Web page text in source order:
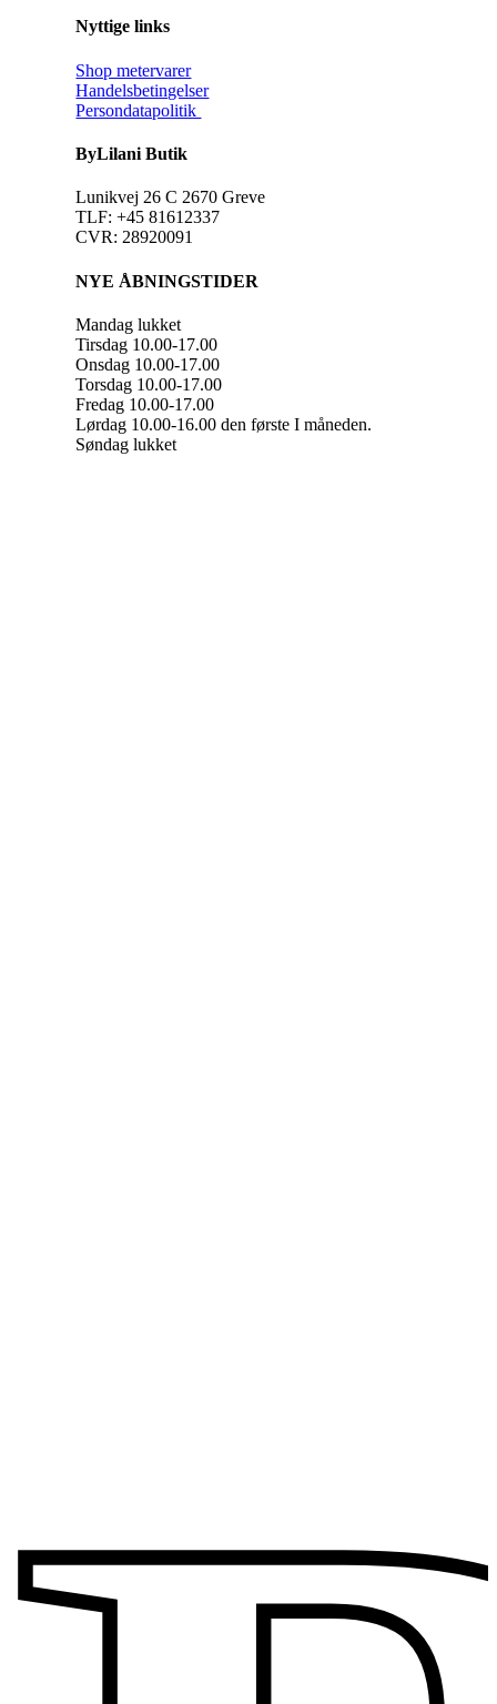
Nyttige links
Shop metervarer
Handelsbetingelser
Persondatapolitik
ByLilani Butik
Lunikvej 26 C 2670 Greve
TLF: +45 81612337
CVR: 28920091
NYE ÅBNINGSTIDER
Mandag lukket
Tirsdag 10.00-17.00
Onsdag 10.00-17.00
Torsdag 10.00-17.00
Fredag 10.00-17.00
Lørdag 10.00-16.00 den første I måneden.
Søndag lukket